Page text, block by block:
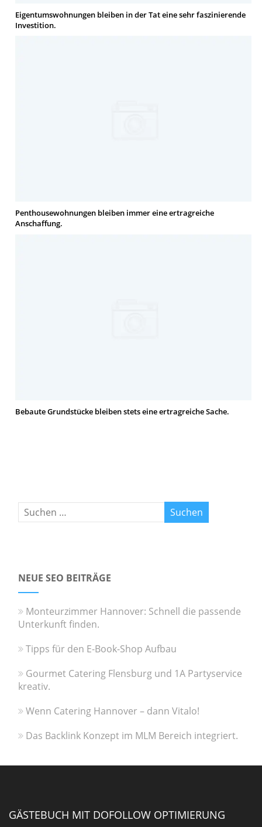
Eigentumswohnungen bleiben in der Tat eine sehr faszinierende
Investition.
Penthousewohnungen bleiben immer eine ertragreiche
Anschaffung.
Bebaute Grundstücke bleiben stets eine ertragreiche Sache.
NEUE SEO BEITRÄGE
Monteurzimmer Hannover: Schnell die passende
Unterkunft finden.
Tipps für den E-Book-Shop Aufbau
Gourmet Catering Flensburg und 1A Partyservice
kreativ.
Wenn Catering Hannover – dann Vitalo!
Das Backlink Konzept im MLM Bereich integriert.
GÄSTEBUCH MIT DOFOLLOW OPTIMIERUNG